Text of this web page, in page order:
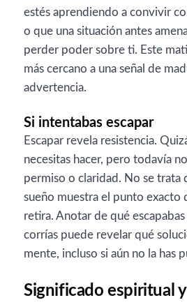
estés aprendiendo a convivir
o que una situación antes
perder poder sobre ti. Este
más cercano a una señal de
advertencia.
Si intentabas escapar
Escapar revela resistencia.
necesitas hacer, pero todavía
permiso o claridad. No se trata
sueño muestra el punto exacto
retira. Anotar de qué
corrías puede revelar qué
mente, incluso si aún no la has
Significado espiritual